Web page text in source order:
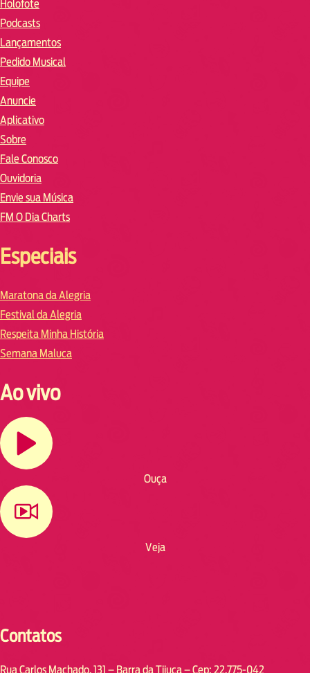
Holofote
Podcasts
Lançamentos
Pedido Musical
Equipe
Anuncie
Aplicativo
Sobre
Fale Conosco
Ouvidoria
Envie sua Música
FM O Dia Charts
Especiais
Maratona da Alegria
Festival da Alegria
Respeita Minha História
Semana Maluca
Ao vivo
Ouça
Veja
Contatos
Rua Carlos Machado, 131 – Barra da Tijuca – Cep: 22.775-042